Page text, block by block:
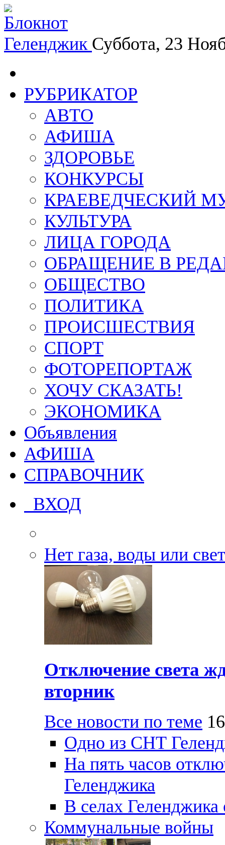
Геленджик Суббота, 23
РУБРИКАТОР
АВТО
АФИША
ЗДОРОВЬЕ
КОНКУРСЫ
КРАЕВЕДЧЕСКИЙ
КУЛЬТУРА
ЛИЦА ГОРОДА
ОБРАЩЕНИЕ В
ОБЩЕСТВО
ПОЛИТИКА
ПРОИСШЕСТВИЯ
СПОРТ
ФОТОРЕПОРТАЖ
ХОЧУ СКАЗАТЬ!
ЭКОНОМИКА
Объявления
АФИША
СПРАВОЧНИК
ВХОД
Нет газа, воды или
Отключение света
вторник
Все новости по теме
Одно из СНТ
На пять часов
Геленджика
В селах Геленджика
Коммунальные войны